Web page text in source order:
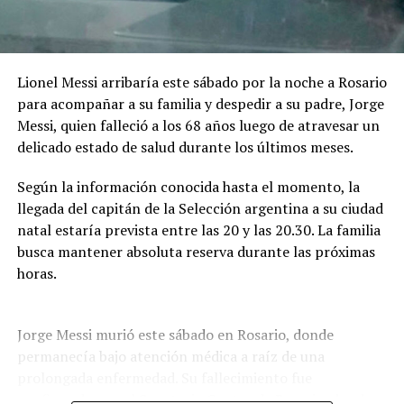
podrán utilizarse solamente como apoyo auxiliar en
determinados procesos.
La IA podrá intervenir en la edición, mezcla o
masterización del audio, en tareas técnicas de
producción y en la generación de acompañamientos
instrumentales utilizados como maquetación. En todos
la estructura de la canción deberán ser de creación
íntegramente humana.
No estará permitido utilizar inteligencia artificial para
generar total o sustancialmente la letra o la
originalidad o que reproduzcan obras existentes.
clonación de la voz principal o de los coros. La
Lionel Messi arribaría este sábado por la noche a Rosario
para acompañar a su familia y despedir a su padre, Jorge
Messi, quien falleció a los 68 años luego de atravesar un
delicado estado de salud durante los últimos meses.
Según la información conocida hasta el momento, la
llegada del capitán de la Selección argentina a su ciudad
natal estaría prevista entre las 20 y las 20.30. La familia
busca mantener absoluta reserva durante las próximas
horas.
Jorge Messi murió este sábado en Rosario, donde
permanecía bajo atención médica a raíz de una
confirmado por el Sanatorio Centro de Rosario, donde